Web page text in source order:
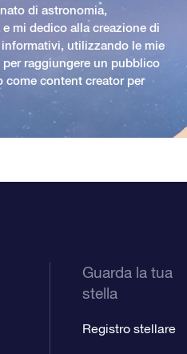
di astronomia,
mi dedico alla creazione di
utilizzando le mie
raggiungere un pubblico
come content creator per
Guarda la tua
stella
Registro stellare